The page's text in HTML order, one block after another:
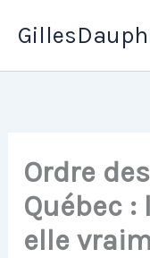
Ordre
Québec
elle